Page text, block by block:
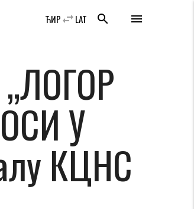
menu
search
LAT
swap_horiz
ЋИР
У
КЦНС